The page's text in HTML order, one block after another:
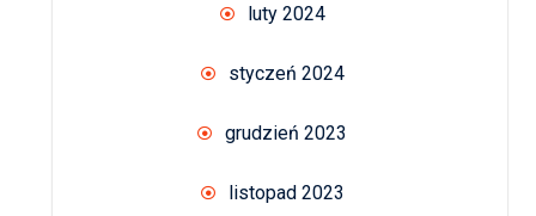
luty 2024
styczeń 2024
grudzień 2023
listopad 2023